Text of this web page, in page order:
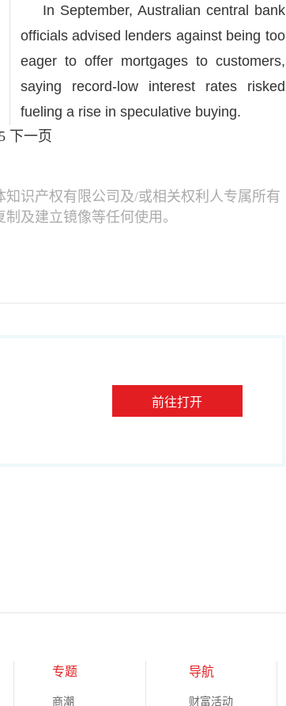
In September, Australian central bank
officials advised lenders against being too
eager to offer mortgages to customers,
saying record-low interest rates risked
fueling a rise in speculative buying.
5 下一页
识产权有限公司及/或相关权利人专属所有
及建立镜像等任何使用。
前往打开
专题
商潮
导航
财富活动